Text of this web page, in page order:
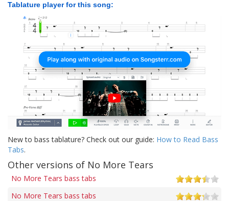
Tablature player for this song:
New to bass tablature? Check out our guide: How to Read Bass
Tabs.
Other versions of No More Tears
No More Tears bass tabs
No More Tears bass tabs